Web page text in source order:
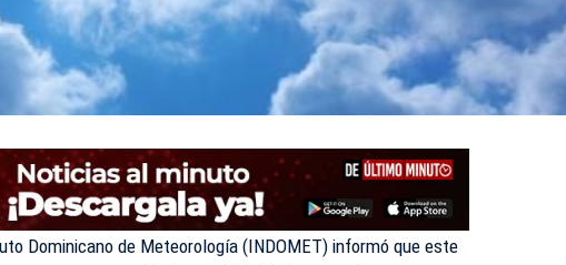
Dominicano de Meteorología (INDOMET) informó que este